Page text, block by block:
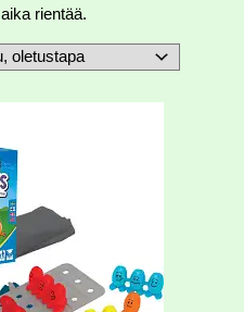
rientää.